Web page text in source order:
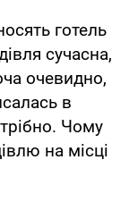
готель
сучасна,
очевидно,
в
Чому
на місці